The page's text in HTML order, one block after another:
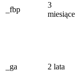
_fbp
3
miesiące
_ga 2 lata